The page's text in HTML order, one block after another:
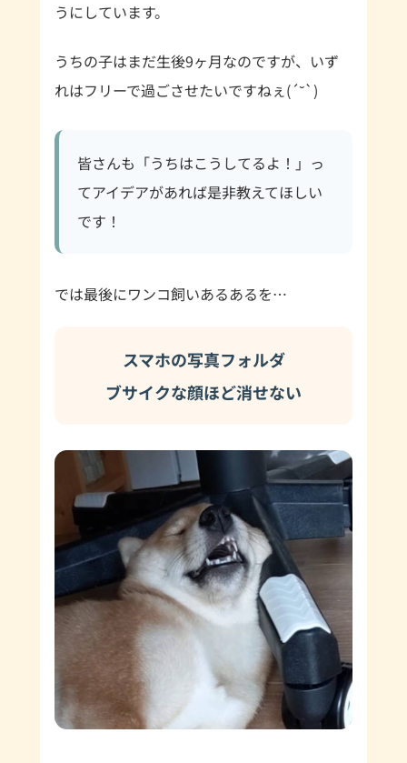
うにしています。
うちの子はまだ生後9ヶ月なのですが、いず
れはフリーで過ごさせたいですねぇ(´˘`)
皆さんも「うちはこうしてるよ！」っ
てアイデアがあれば是非教えてほしい
です！
では最後にワンコ飼いあるあるを…
スマホの写真フォルダ
ブサイクな顔ほど消せない